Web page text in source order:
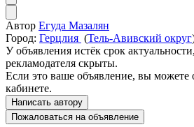
Автор Егуда Мазалян
Город: Герцлия (Тель-Авивский округ
У объявления истёк срок
рекламодателя скрыты.
Если это ваше объявление, вы можете
кабинете.
Написать автору
Пожаловаться на объявление